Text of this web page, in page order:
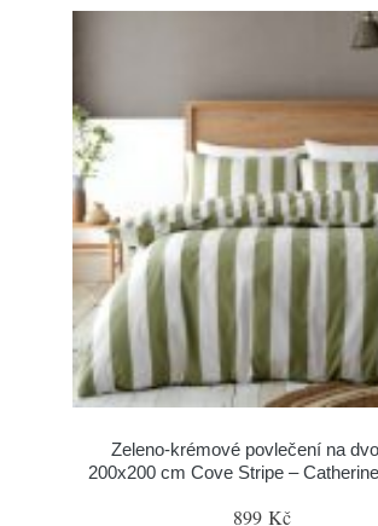
Zeleno-krémové povlečení na
200x200 cm Cove Stripe –
899 Kč